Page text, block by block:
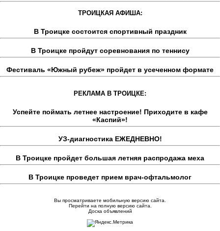
ТРОИЦКАЯ АФИША:
В Троицке состоится спортивный праздник
В Троицке пройдут соревнования по теннису
Фестиваль «Южный рубеж» пройдет в усеченном формате
РЕКЛАМА В ТРОИЦКЕ:
Успейте поймать летнее настроение! Приходите в кафе
«Каспий»!
УЗ-диагностика ЕЖЕДНЕВНО!
В Троицке пройдет большая летняя распродажа меха
В Троицке проведет прием врач-офтальмолог
Вы просматриваете мобильную версию сайта.
Перейти на полную версию сайта.
Доска объявлений